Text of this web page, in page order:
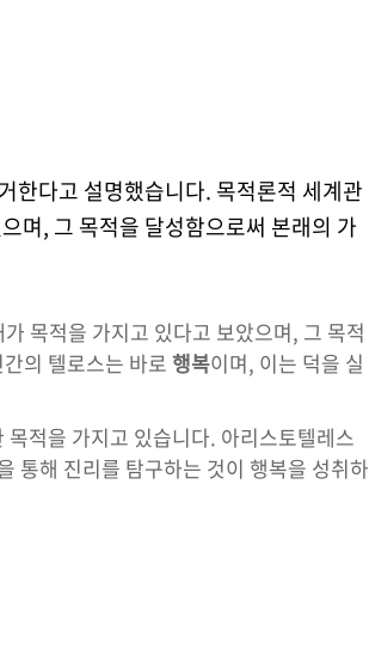
한다고 설명했습니다. 목적론적 세계관
며, 그 목적을 달성함으로써 본래의 가
목적을 가지고 있다고 보았으며, 그 목적
의 텔로스는 바로 행복이며, 이는 덕을 실
적을 가지고 있습니다. 아리스토텔레스
통해 진리를 탐구하는 것이 행복을 성취하